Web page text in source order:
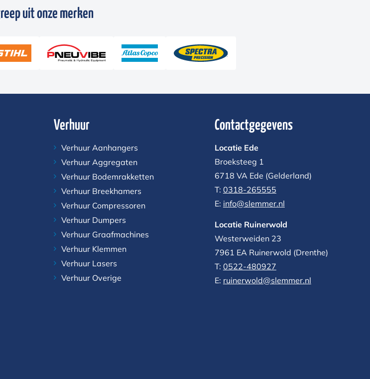
uit onze merken
Verhuur
Verhuur Aanhangers
Verhuur Aggregaten
Verhuur Bodemrakketten
Verhuur Breekhamers
Verhuur Compressoren
Verhuur Dumpers
Verhuur Graafmachines
Verhuur Klemmen
Verhuur Lasers
Verhuur Overige
Contactgegevens
Locatie Ede
Broeksteeg 1
6718 VA Ede (Gelderland)
T: 0318-265555
E: info@slemmer.nl
Locatie Ruinerwold
Westerweiden 23
7961 EA Ruinerwold (Drenthe)
T: 0522-480927‬
E: ruinerwold@slemmer.nl